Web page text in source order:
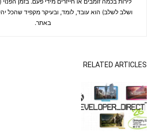
ושלב לשלב) הוא עובד, לומד, ובעיקר מקפיד שהכל
באתר.
RELATED ARTICLES